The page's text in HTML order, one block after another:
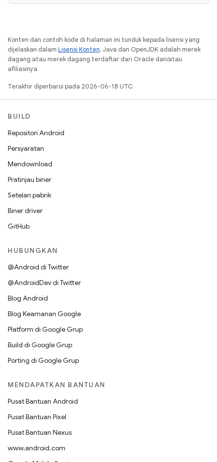
Konten dan contoh kode di halaman ini tunduk kepada lisensi yang
dijelaskan dalam Lisensi Konten. Java dan OpenJDK adalah merek
dagang atau merek dagang terdaftar dari Oracle dan/atau
afiliasinya.
Terakhir diperbarui pada 2026-06-18 UTC.
BUILD
Repositori Android
Persyaratan
Mendownload
Pratinjau biner
Setelan pabrik
Biner driver
GitHub
HUBUNGKAN
@Android di Twitter
@AndroidDev di Twitter
Blog Android
Blog Keamanan Google
Platform di Google Grup
Build di Google Grup
Porting di Google Grup
MENDAPATKAN BANTUAN
Pusat Bantuan Android
Pusat Bantuan Pixel
Pusat Bantuan Nexus
www.android.com